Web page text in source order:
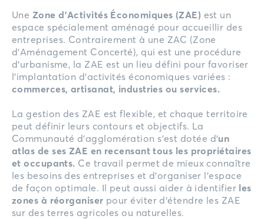
Une Zone d’Activités Économiques (ZAE) est un
espace spécialement aménagé pour accueillir des
entreprises. Contrairement à une ZAC (Zone
d’Aménagement Concerté), qui est une procédure
d’urbanisme, la ZAE est un lieu défini pour favoriser
l’implantation d’activités économiques variées :
commerces, artisanat, industries ou services.
La gestion des ZAE est flexible, et chaque territoire
peut définir leurs contours et objectifs. La
Communauté d’agglomération s’est dotée d’un
atlas de ses ZAE en recensant tous les propriétaires
et occupants. Ce travail permet de mieux connaître
les besoins des entreprises et d’organiser l’espace
de façon optimale. Il peut aussi aider à identifierles
zones à réorganiser pour éviter d’étendre les ZAE
sur des terres agricoles ou naturelles.